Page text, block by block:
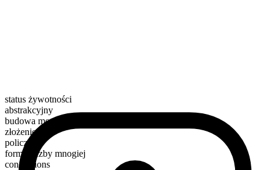
status żywotności
abstrakcyjny
budowa morfologiczna
złożenie
policzalny
forma liczby mnogiej
conceptions